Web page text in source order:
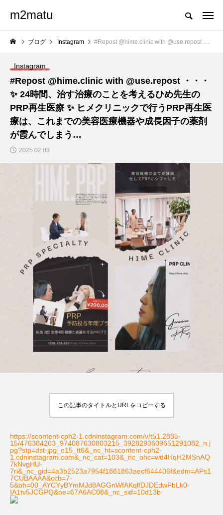
m2matu
ブログ Instagram #Repost @hime.clinic with @use.repost ・・・ ✨ 24時間、治す治療のことを考えるひめ先生のPRP再生医療 ✨ ヒメクリニックで行うPRP再生医療は、これまでの美容医療機器や成長因子の薬剤が霞んでしまう…
Instagram
#Repost @hime.clinic with @use.repost ・・・
✨ 24時間、治す治療のことを考えるひめ先生の
PRP再生医療 ✨ ヒメクリニックで行うPRP再生医
療は、これまでの美容医療機器や成長因子の薬剤
が霞んでしまう…
2025.02.03
この記事のタイトルとURLをコピーする
https://scontent-cph2-1.cdninstagram.com/v/t51.2885-
15/476384263_974087630803215_3928293609651291082_n.j
pg?stp=dst-jpg_e15_tt6&_nc_ht=scontent-cph2-
1.cdninstagram.com&_nc_cat=103&_nc_ohc=wd4HqH2MSnAQ
7kNvgHU-
7ri&_nc_gid=4a3b2523a7954f1881863aecf644406f&edm=APs1
7CUBAAAA&ccb=7-
5&oh=00_AYCYyBYmMJd8AGGnWfAKqlfDJDEdwFbLk0-
IA1tv5JCGPQ&oe=67A6AC08&_nc_sid=10d13b